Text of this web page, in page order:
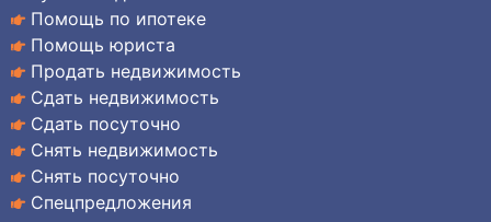
Помощь по ипотеке
Помощь юриста
Продать недвижимость
Сдать недвижимость
Сдать посуточно
Снять недвижимость
Снять посуточно
Спецпредложения